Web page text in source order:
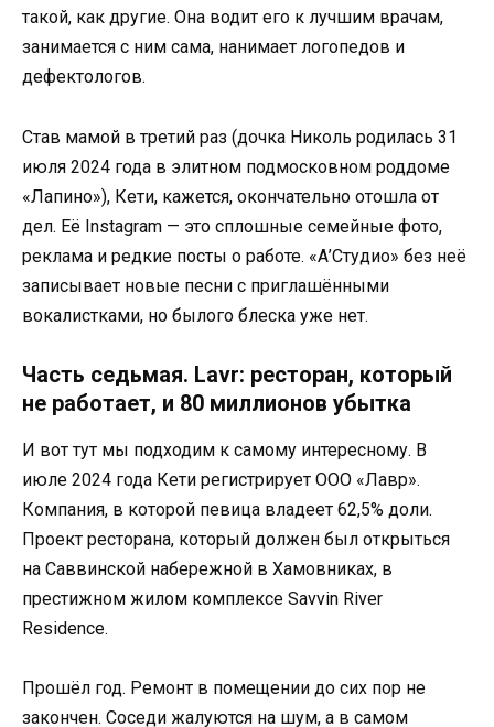
такой, как другие. Она водит его к лучшим врачам,
занимается с ним сама, нанимает логопедов и
дефектологов.
Став мамой в третий раз (дочка Николь родилась 31
июля 2024 года в элитном подмосковном роддоме
«Лапино»), Кети, кажется, окончательно отошла от
дел. Её Instagram — это сплошные семейные фото,
реклама и редкие посты о работе. «А’Студио» без неё
записывает новые песни с приглашёнными
вокалистками, но былого блеска уже нет.
Часть седьмая. Lavr: ресторан, который
не работает, и 80 миллионов убытка
И вот тут мы подходим к самому интересному. В
июле 2024 года Кети регистрирует ООО «Лавр».
Компания, в которой певица владеет 62,5% доли.
Проект ресторана, который должен был открыться
на Саввинской набережной в Хамовниках, в
престижном жилом комплексе Savvin River
Residence.
Прошёл год. Ремонт в помещении до сих пор не
закончен. Соседи жалуются на шум, а в самом